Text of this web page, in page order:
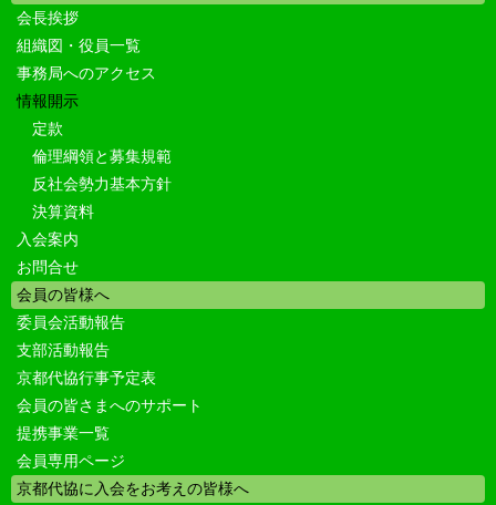
会長挨拶
組織図・役員一覧
事務局へのアクセス
情報開示
定款
倫理綱領と募集規範
反社会勢力基本方針
決算資料
入会案内
お問合せ
会員の皆様へ
委員会活動報告
支部活動報告
京都代協行事予定表
会員の皆さまへのサポート
提携事業一覧
会員専用ページ
京都代協に入会をお考えの皆様へ